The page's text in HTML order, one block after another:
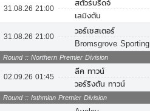
31.08.26 21:00
สตัวร์บริดจ์
เลมิงตัน
31.08.26 21:00
วอร์เซสเตอร์
Bromsgrove Sporting
Round :: Northern Premier Division
02.09.26 01:45
ลีค ทาวน์
วอร์ริงตัน ทาวน์
Round :: Isthmian Premier Division